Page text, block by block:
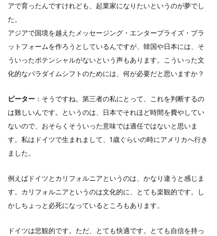
アで育ったんですけれども、起業家になりたいというのが夢でし
た。
アジアで国境を越えたメッセージング・エンタープライズ・プラ
ットフォームを作ろうとしているんですが、韓国や日本には、そ
ういったポテンシャルがないという声もあります。こういった文
化的なパラダイムシフトのためには、何が必要だと思いますか？
ピーター ：そうですね。第三者の私にとって、これを判断するの
は難しいんです。というのは、日本でそれほど時間を費やしてい
ないので、おそらくそういった意味では適任ではないと思いま
す。私はドイツで生まれまして、1歳ぐらいの時にアメリカへ行き
ました。
例えばドイツとカリフォルニアというのは、かなり違うと感じま
す。カリフォルニアというのは文化的に、とても楽観的です。し
かしちょっと必死になっているところもあります。
ドイツは悲観的です。ただ、とても快適です。とても自信を持っ